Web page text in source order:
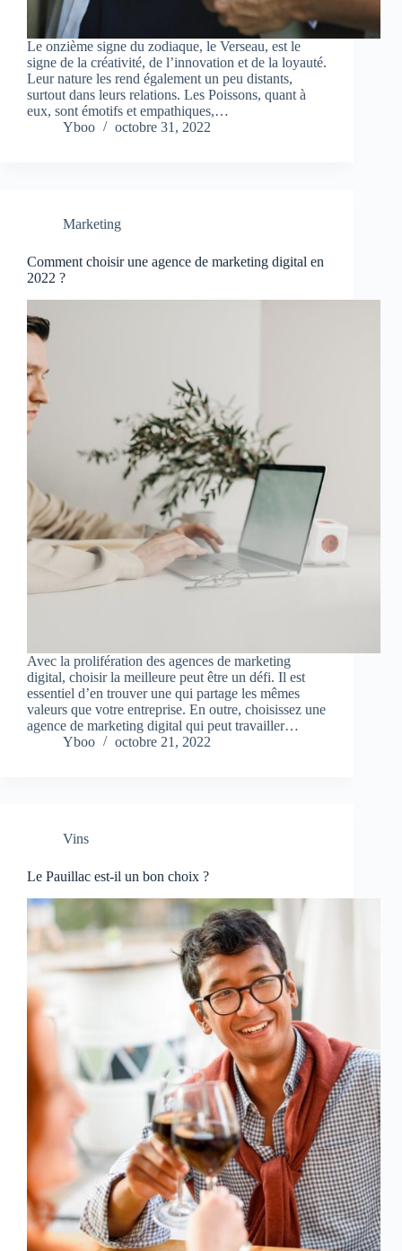
Le onzième signe du zodiaque, le Verseau, est le
signe de la créativité, de l’innovation et de la loyauté.
Leur nature les rend également un peu distants,
surtout dans leurs relations. Les Poissons, quant à
eux, sont émotifs et empathiques,…
Yboo
octobre 31, 2022
Marketing
Comment choisir une agence de marketing digital en
2022 ?
Avec la prolifération des agences de marketing
digital, choisir la meilleure peut être un défi. Il est
essentiel d’en trouver une qui partage les mêmes
valeurs que votre entreprise. En outre, choisissez une
agence de marketing digital qui peut travailler…
Yboo
octobre 21, 2022
Vins
Le Pauillac est-il un bon choix ?